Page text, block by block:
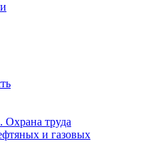
Охрана труда
и газовых